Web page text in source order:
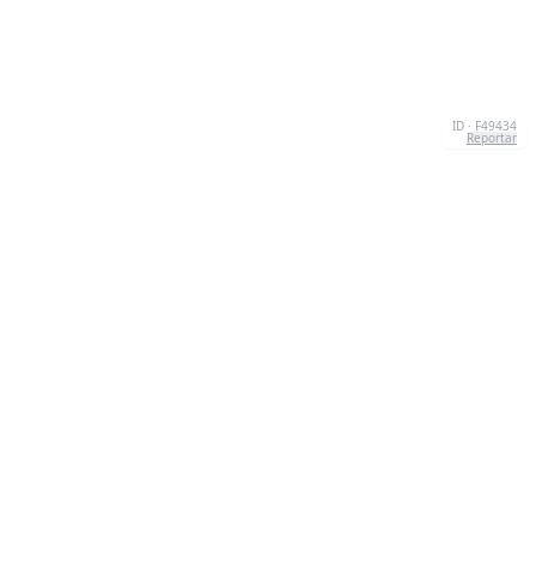
ID · F49434
Reportar